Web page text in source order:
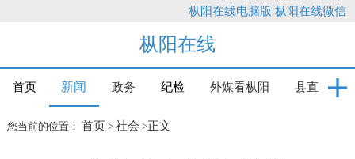
枞阳在线电脑版 枞阳在线微信
枞阳在线
首页 新闻 政务 纪检 外媒看枞阳 县直
您当前的位置： 首页 > 社会 >正文